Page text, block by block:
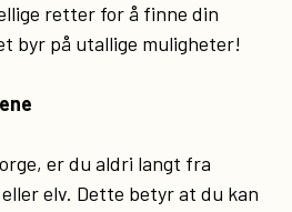
retter for å finne din
byr på utallige muligheter!
er du aldri langt fra
elv. Dette betyr at du kan